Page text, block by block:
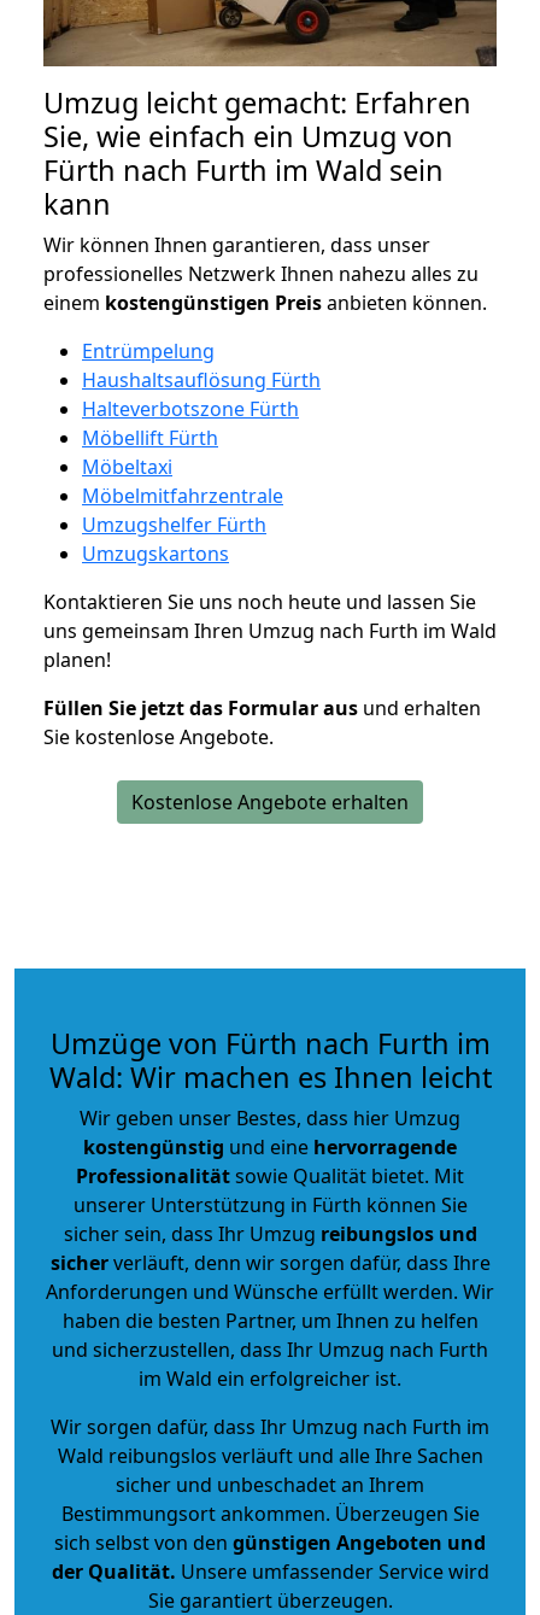
Umzug leicht gemacht: Erfahren
Sie, wie einfach ein Umzug von
Fürth nach Furth im Wald sein
kann
Wir können Ihnen garantieren, dass unser
professionelles Netzwerk Ihnen nahezu alles zu
einem kostengünstigen Preisanbieten können.
Entrümpelung
Haushaltsauflösung Fürth
Halteverbotszone Fürth
Möbellift Fürth
Möbeltaxi
Möbelmitfahrzentrale
Umzugshelfer Fürth
Umzugskartons
Kontaktieren Sie uns noch heute und lassen Sie
uns gemeinsam Ihren Umzug nach Furth im Wald
planen!
Füllen Sie jetzt das Formular aus und erhalten
Sie kostenlose Angebote.
Kostenlose Angebote erhalten
Umzüge von Fürth nach Furth im
Wald: Wir machen es Ihnen leicht
Wir geben unser Bestes, dass hier Umzug
kostengünstig und eine hervorragende
Professionalitätsowie Qualität bietet. Mit
unserer Unterstützung in Fürth können Sie
sicher sein, dass Ihr Umzug reibungslos und
sicherverläuft, denn wir sorgen dafür, dass Ihre
Anforderungen und Wünsche erfüllt werden. Wir
haben die besten Partner, um Ihnen zu helfen
und sicherzustellen, dass Ihr Umzug nach Furth
im Wald ein erfolgreicher ist.
Wir sorgen dafür, dass Ihr Umzug nach Furth im
Wald reibungslos verläuft und alle Ihre Sachen
sicher und unbeschadet an Ihrem
Bestimmungsort ankommen. Überzeugen Sie
sich selbst von den günstigen Angeboten und
der Qualität. Unsere umfassender Service wird
Sie garantiert überzeugen.